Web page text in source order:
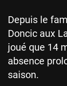
Depuis le
Doncic aux
joué que 14
absence
saison.